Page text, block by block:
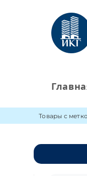
содержимому
Товары с